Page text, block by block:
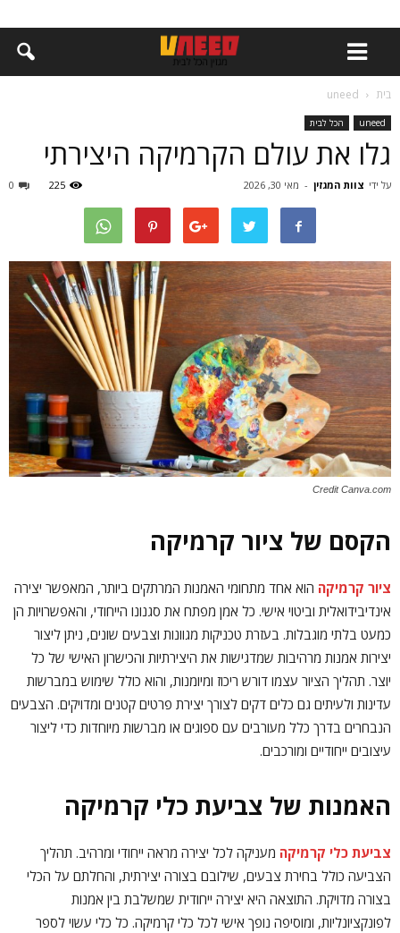
בית uneed
uneed הכל לבית
גלו את עולם הקרמיקה היצירתי
על ידי צוות המגזין - מאי 30, 2026 0 225
Credit Canva.com
הקסם של ציור קרמיקה
ציור קרמיקה הוא אחד מתחומי האמנות המרתקים ביותר, המאפשר יצירה
אינדיבידואלית וביטוי אישי. כל אמן מפתח את סגנונו הייחודי, והאפשרויות הן
כמעט בלתי מוגבלות. בעזרת טכניקות מגוונות וצבעים שונים, ניתן ליצור
יצירות אמנות מרהיבות שמדגישות את היצירתיות והכישרון האישי של כל
יוצר. תהליך הציור עצמו דורש ריכוז ומיומנות, והוא כולל שימוש במברשות
עדינות ולעיתים גם כלים דקים לצורך יצירת פרטים קטנים ומדויקים. הצבעים
הנבחרים בדרך כלל מעורבים עם ספוגים או מברשות מיוחדות כדי ליצור
עיצובים ייחודיים ומורכבים.
האמנות של צביעת כלי קרמיקה
צביעת כלי קרמיקה מעניקה לכל יצירה מראה ייחודי ומרהיב. תהליך
הצביעה כולל בחירת צבעים, שילובם בצורה יצירתית, והחלתם על הכלי
בצורה מדויקת. התוצאה היא יצירה ייחודית שמשלבת בין אמנות
לפונקציונליות, ומוסיפה נופך אישי לכל כלי קרמיקה. כל כלי עשוי לספר